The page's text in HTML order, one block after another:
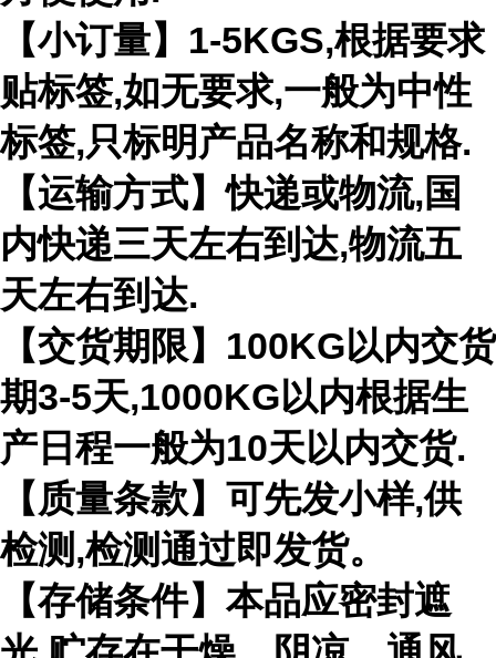
【小订量】1-5KGS,根据要求
贴标签,如无要求,一般为中性
标签,只标明产品名称和规格.
【运输方式】快递或物流,国
内快递三天左右到达,物流五
天左右到达.
【交货期限】100KG以内交货
期3-5天,1000KG以内根据生
产日程一般为10天以内交货.
【质量条款】可先发小样,供
检测,检测通过即发货。
【存储条件】本品应密封遮